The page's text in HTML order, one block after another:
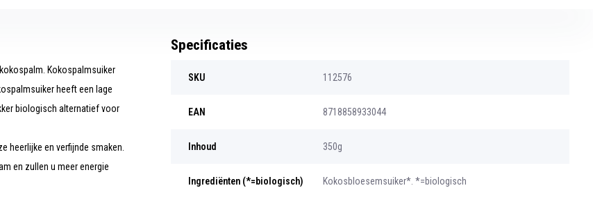
Kokospalmsuiker
heeft een lage
biologisch alternatief voor
heerlijke en verfijnde smaken.
en zullen u meer energie
Specificaties
SKU 112576
EAN 8718858933044
Inhoud 350g
Ingrediënten (*=biologisch) Kokosbloesemsuiker*. *=biologisch